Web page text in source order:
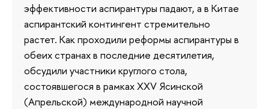
эффективности аспирантуры падают, а в Китае
аспирантский контингент стремительно
растет. Как проходили реформы аспирантуры в
обеих странах в последние десятилетия,
обсудили участники круглого стола,
состоявшегося в рамках XXV Ясинской
(Апрельской) международной научной